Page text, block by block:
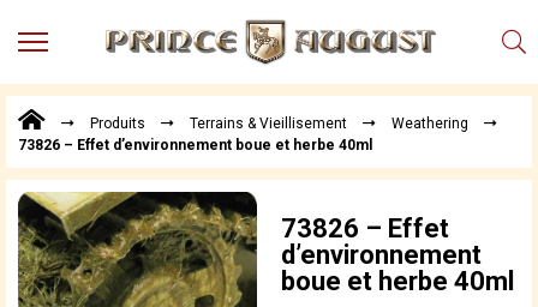
MENU
Points
de
Vente
Conseil
Actualités
Téléchargements
Produits Terrains & Vieillisement
Weathering
73826 – Effet d’environnement boue et herbe 40ml
73826 – Effet
d’environnement
boue et herbe 40ml